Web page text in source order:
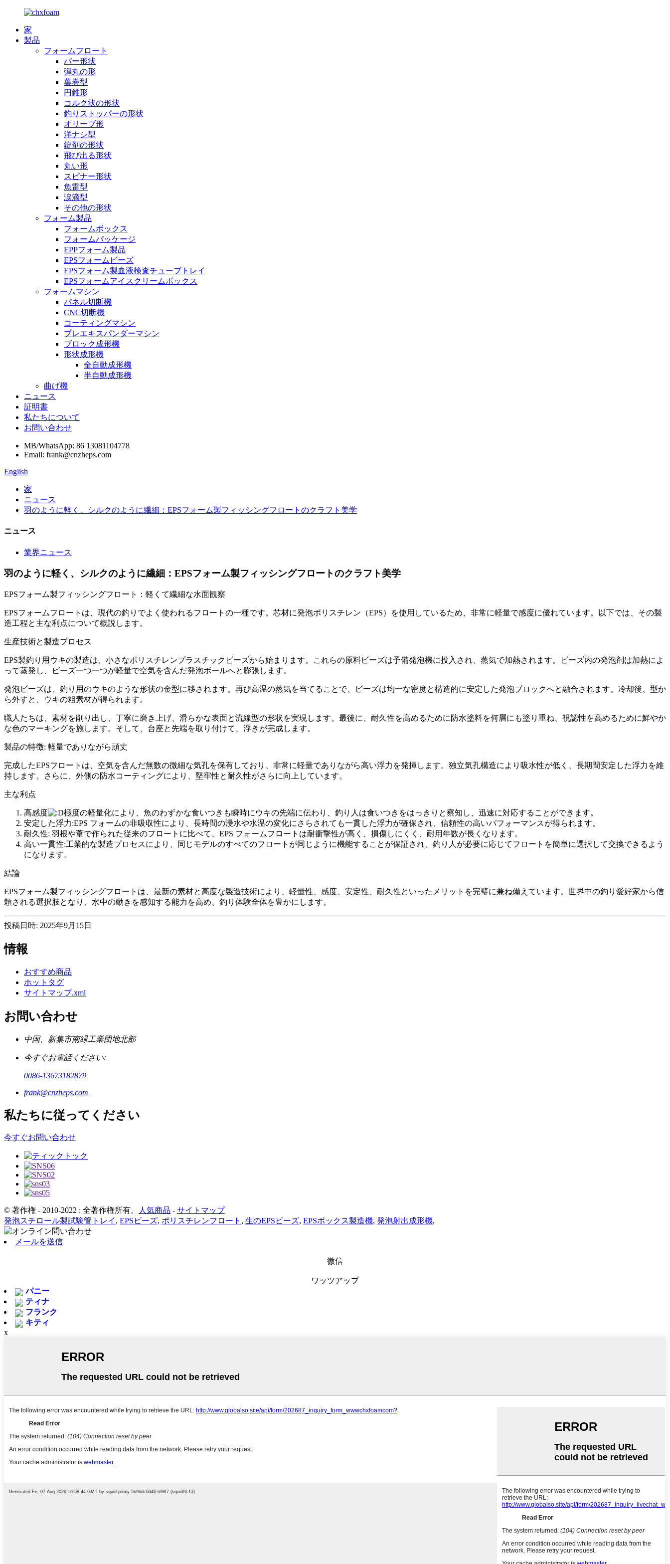
家
製品
フォームフロート
バー形状
弾丸の形
葉巻型
円錐形
コルク状の形状
釣りストッパーの形状
オリーブ形
洋ナシ型
錠剤の形状
飛び出る形状
丸い形
スピナー形状
魚雷型
涙滴型
その他の形状
フォーム製品
フォームボックス
フォームパッケージ
EPPフォーム製品
EPSフォームビーズ
EPSフォーム製血液検査チューブトレイ
EPSフォームアイスクリームボックス
フォームマシン
パネル切断機
CNC切断機
コーティングマシン
プレエキスパンダーマシン
ブロック成形機
形状成形機
全自動成形機
半自動成形機
曲げ機
ニュース
証明書
私たちについて
お問い合わせ
MB/WhatsApp: 86 13081104778
Email: frank@cnzheps.com
English
家
ニュース
羽のように軽く、シルクのように繊細：EPSフォーム製フィッシングフロートのクラフト美学
ニュース
業界ニュース
羽のように軽く、シルクのように繊細：EPSフォーム製フィッシングフロートのクラフト美学
EPSフォーム製フィッシングフロート：軽くて繊細な水面観察
EPSフォームフロートは、現代の釣りでよく使われるフロートの一種です。芯材に発泡ポリスチレン（EPS）を使用しているため、非常に軽量で感度に優れています。以下では、その製
造工程と主な利点について概説します。
生産技術と製造プロセス
EPS製釣り用ウキの製造は、小さなポリスチレンプラスチックビーズから始まります。これらの原料ビーズは予備発泡機に投入され、蒸気で加熱されます。ビーズ内の発泡剤は加熱によ
って蒸発し、ビーズ一つ一つが軽量で空気を含んだ発泡ボールへと膨張します。
発泡ビーズは、釣り用のウキのような形状の金型に移されます。再び高温の蒸気を当てることで、ビーズは均一な密度と構造的に安定した発泡ブロックへと融合されます。冷却後、型か
ら外すと、ウキの粗素材が得られます。
職人たちは、素材を削り出し、丁寧に磨き上げ、滑らかな表面と流線型の形状を実現します。最後に、耐久性を高めるために防水塗料を何層にも塗り重ね、視認性を高めるために鮮やか
な色のマーキングを施します。そして、台座と先端を取り付けて、浮きが完成します。
製品の特徴: 軽量でありながら頑丈
完成したEPSフロートは、空気を含んだ無数の微細な気孔を保有しており、非常に軽量でありながら高い浮力を発揮します。独立気孔構造により吸水性が低く、長期間安定した浮力を維
持します。さらに、外側の防水コーティングにより、堅牢性と耐久性がさらに向上しています。
主な利点
高感度
極度の軽量化により、魚のわずかな食いつきも瞬時にウキの先端に伝わり、釣り人は食いつきをはっきりと察知し、迅速に対応することができます。
安定した浮力:EPS フォームの非吸収性により、長時間の浸水や水温の変化にさらされても一貫した浮力が確保され、信頼性の高いパフォーマンスが得られます。
耐久性: 羽根や葦で作られた従来のフロートに比べて、EPS フォームフロートは耐衝撃性が高く、損傷しにくく、耐用年数が長くなります。
高い一貫性:工業的な製造プロセスにより、同じモデルのすべてのフロートが同じように機能することが保証され、釣り人が必要に応じてフロートを簡単に選択して交換できるよう
になります。
結論
EPSフォーム製フィッシングフロートは、最新の素材と高度な製造技術により、軽量性、感度、安定性、耐久性といったメリットを完璧に兼ね備えています。世界中の釣り愛好家から信
頼される選択肢となり、水中の動きを感知する能力を高め、釣り体験全体を豊かにします。
投稿日時: 2025年9月15日
情報
おすすめ商品
ホットタグ
サイトマップ.xml
お問い合わせ
中国、新集市南緑工業団地北部
今すぐお電話ください:
0086-13673182879
frank@cnzheps.com
私たちに従ってください
今すぐお問い合わせ
© 著作権 - 2010-2022 : 全著作権所有。 人気商品 - サイトマップ
発泡スチロール製試験管トレイ , EPSビーズ, ポリスチレンフロート , 生のEPSビーズ, EPSボックス製造機, 発泡射出成形機,
メールを送信
微信
ワッツアップ
パニー
ティナ
フランク
キティ
x